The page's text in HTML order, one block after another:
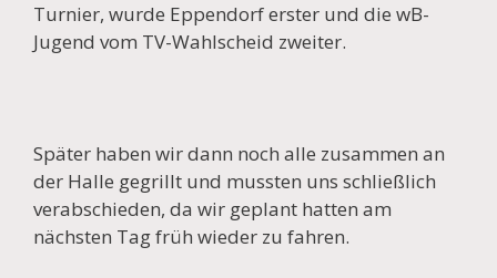
Turnier, wurde Eppendorf erster und die wB-
Jugend vom TV-Wahlscheid zweiter.
Später haben wir dann noch alle zusammen an
der Halle gegrillt und mussten uns schließlich
verabschieden, da wir geplant hatten am
nächsten Tag früh wieder zu fahren.